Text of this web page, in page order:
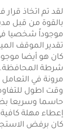
لقد تم اتخاذ
بالقوة من قبل
موجوداً شخصيا
تقدير الموقف
كان هو أيضا
شرطة المحافظة.
مرونة في
وقت اطول
حاسما وسريعا
إعطاء مهلة
كان برفض